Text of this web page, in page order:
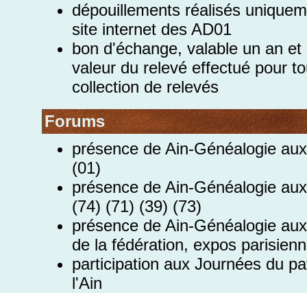
dépouillements réalisés
site internet des AD01
bon d'échange, valable un an
valeur du relevé effectué pour
collection de relevés
Forums
présence de Ain-Généalogie
(01)
présence de Ain-Généalogie
(74) (71) (39) (73)
présence de Ain-Généalogie
de la fédération, expos
participation aux Journées du
l'Ain